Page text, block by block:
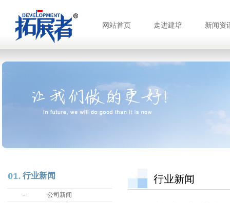
网站首页 走进建培 新闻资
行业新闻
公司新闻
行业新闻